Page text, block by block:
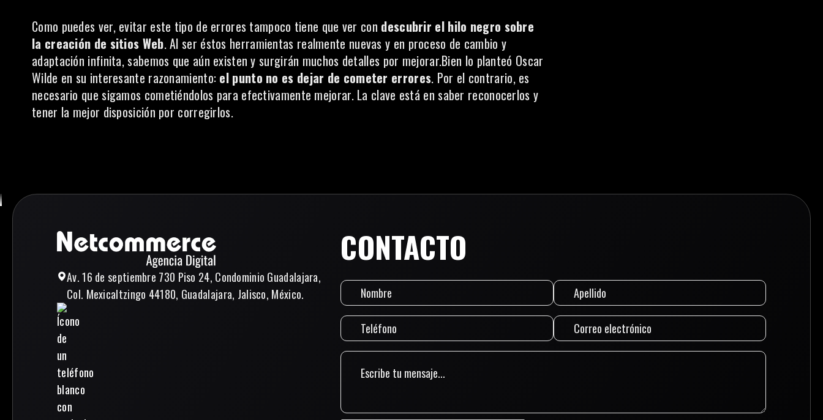
Como puedes ver, evitar este tipo de errores tampoco tiene que ver con descubrir el hilo negro sobre
la creación de sitios Web. Al ser éstos herramientas realmente nuevas y en proceso de cambio y
adaptación infinita, sabemos que aún existen y surgirán muchos detalles por mejorar.Bien lo planteó Oscar
Wilde en su interesante razonamiento: el punto no es dejar de cometer errores. Por el contrario, es
necesario que sigamos cometiéndolos para efectivamente mejorar. La clave está en saber reconocerlos y
tener la mejor disposición por corregirlos.
Av. 16 de septiembre 730 Piso 24, Condominio Guadalajara,
Col. Mexicaltzingo 44180, Guadalajara, Jalisco, México.
CONTACTO